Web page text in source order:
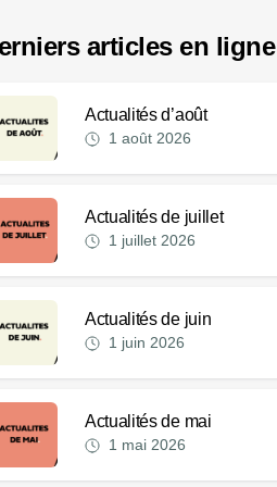
articles en ligne
Actualités d’août
1 août 2026
Actualités de juillet
1 juillet 2026
Actualités de juin
1 juin 2026
Actualités de mai
1 mai 2026